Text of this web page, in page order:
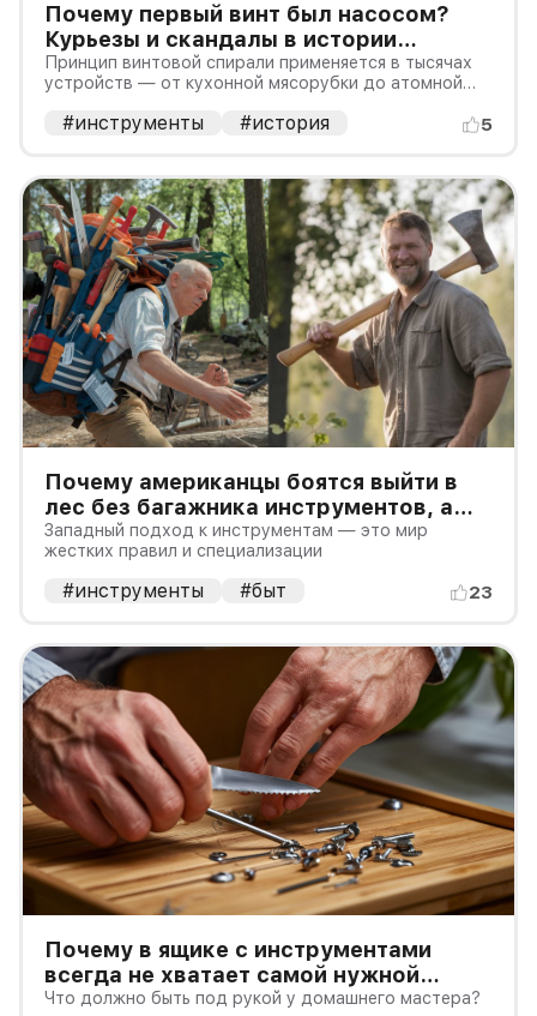
Почему первый винт был насосом?
Курьезы и скандалы в истории
простого винта
Принцип винтовой спирали применяется в тысячах
устройств — от кухонной мясорубки до атомной
#инструменты #история 5
Почему американцы боятся выйти в
лес без багажника инструментов, а
русским хватает топора?
Западный подход к инструментам — это мир
жестких правил и специализации
#инструменты #быт 23
Почему в ящике с инструментами
всегда не хватает самой нужной
отвертки?
Что должно быть под рукой у домашнего мастера?